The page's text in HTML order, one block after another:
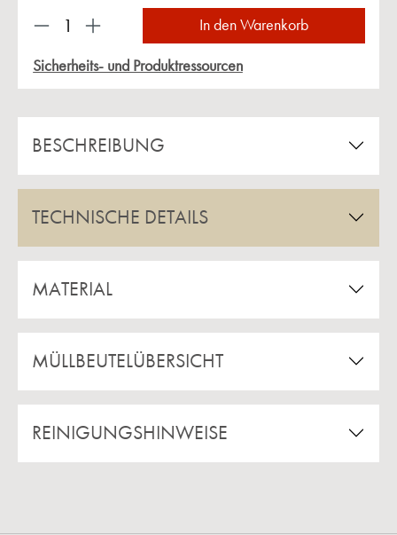
Produkt Anzahl: Gib den gewünschten Wert
In den Warenkorb
Sicherheits- und Produktressourcen
BESCHREIBUNG
TECHNISCHE DETAILS
MATERIAL
MÜLLBEUTELÜBERSICHT
REINIGUNGSHINWEISE